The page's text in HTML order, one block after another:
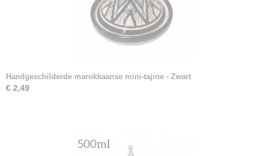
Handgeschilderde marokkaanse mini-tajine - Zwart
€ 2,49